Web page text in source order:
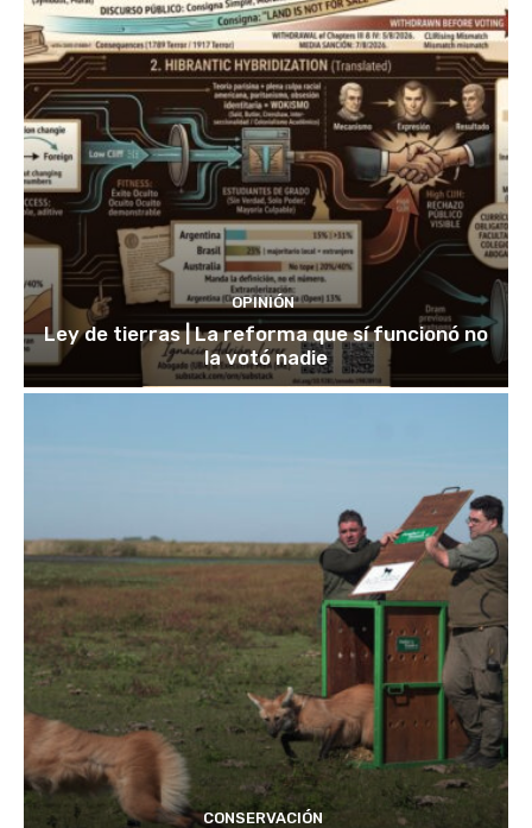
OPINIÓN
Ley de tierras | La reforma que sí funcionó no
la votó nadie
CONSERVACIÓN